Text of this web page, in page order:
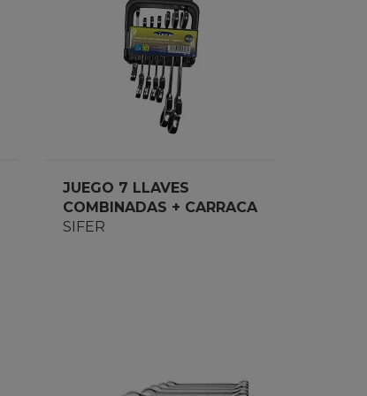
JUEGO 7 LLAVES
COMBINADAS + CARRACA
FLEXIBLE SIFER
SIFER